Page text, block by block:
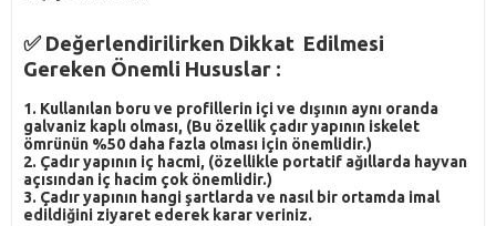
✅ Değerlendirilirken Dikkat Edilmesi
Gereken Önemli Hususlar :
1. Kullanılan boru ve profillerin içi ve dışının aynı oranda
galvaniz kaplı olması, (Bu özellik çadır yapının iskelet
ömrünün %50 daha fazla olması için önemlidir.)
2. Çadır yapının iç hacmi, (özellikle portatif ağıllarda hayvan
açısından iç hacim çok önemlidir.)
3. Çadır yapının hangi şartlarda ve nasıl bir ortamda imal
edildiğini ziyaret ederek karar veriniz.